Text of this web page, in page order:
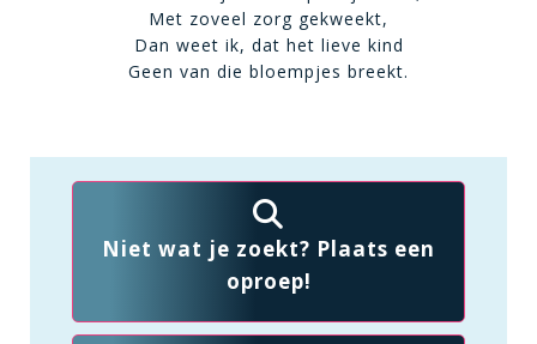
Met zoveel zorg gekweekt,
Dan weet ik, dat het lieve kind
Geen van die bloempjes breekt.
Niet wat je zoekt? Plaats een
oproep!